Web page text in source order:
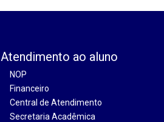
Atendimento ao aluno
NOP
Financeiro
Central de Atendimento
Secretaria Acadêmica